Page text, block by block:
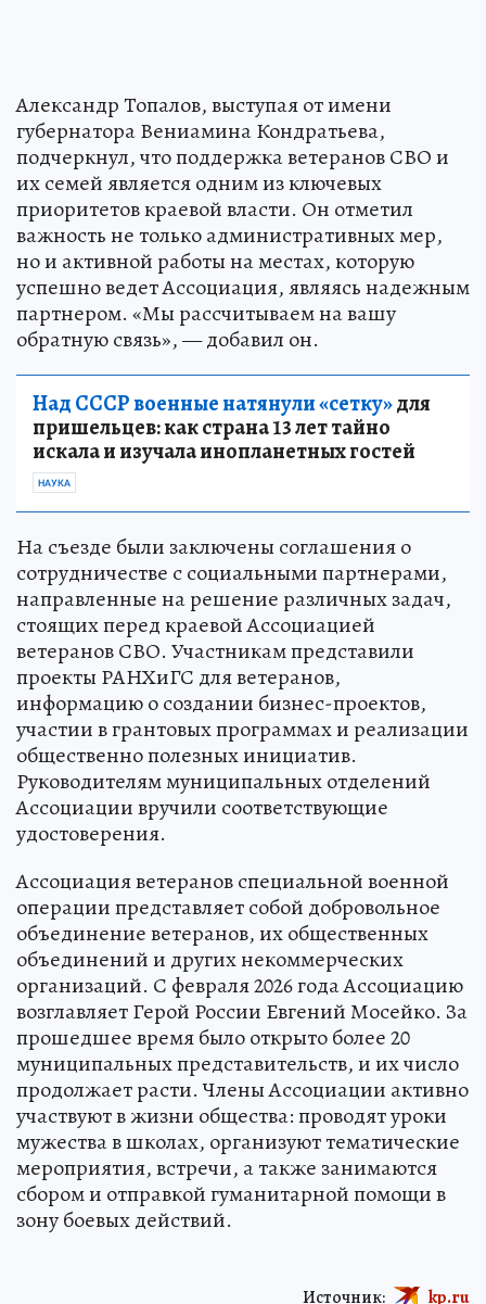
Александр Топалов, выступая от имени
губернатора Вениамина Кондратьева,
подчеркнул, что поддержка ветеранов СВО и
их семей является одним из ключевых
приоритетов краевой власти. Он отметил
важность не только административных мер,
но и активной работы на местах, которую
успешно ведет Ассоциация, являясь надежным
партнером. «Мы рассчитываем на вашу
обратную связь», — добавил он.
Над СССР военные натянули «сетку»для
пришельцев: как страна 13 лет тайно
искала и изучала инопланетных гостей
НАУКА
На съезде были заключены соглашения о
сотрудничестве с социальными партнерами,
направленные на решение различных задач,
стоящих перед краевой Ассоциацией
ветеранов СВО. Участникам представили
проекты РАНХиГС для ветеранов,
информацию о создании бизнес-проектов,
участии в грантовых программах и реализации
общественно полезных инициатив.
Руководителям муниципальных отделений
Ассоциации вручили соответствующие
удостоверения.
Ассоциация ветеранов специальной военной
операции представляет собой добровольное
объединение ветеранов, их общественных
объединений и других некоммерческих
организаций. С февраля 2026 года Ассоциацию
возглавляет Герой России Евгений Мосейко. За
прошедшее время было открыто более 20
муниципальных представительств, и их число
продолжает расти. Члены Ассоциации активно
участвуют в жизни общества: проводят уроки
мужества в школах, организуют тематические
мероприятия, встречи, а также занимаются
сбором и отправкой гуманитарной помощи в
зону боевых действий.
Источник: kp.ru